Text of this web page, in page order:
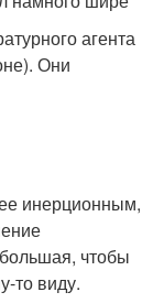
агента
Они
инерционным,
чтобы
то виду.